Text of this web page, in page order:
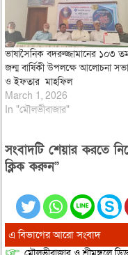
ভাষাসৈনিক বদরুজ্জামানের ১০৩
জন্ম বার্ষিকী উপলক্ষে আলোচনা সভা
ও ইফতার মাহফিল
March 1, 2026
In "মৌলভীবাজার"
সংবাদটি শেয়ার করতে
ক্লিক করুন”
এ বিভাগের আরো সংবাদ